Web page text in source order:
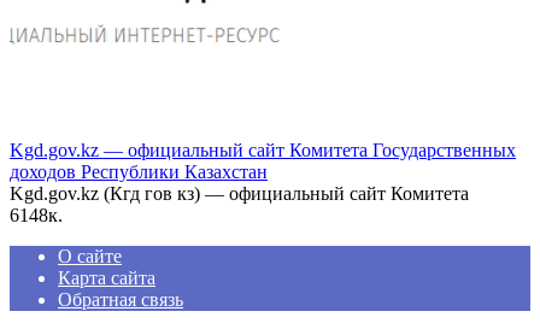
Kgd.gov.kz — официальный сайт Комитета Государственных
доходов Республики Казахстан
Kgd.gov.kz (Кгд гов кз) — официальный сайт Комитета
6148к.
О сайте
Карта сайта
Обратная связь